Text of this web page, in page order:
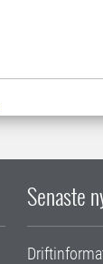
Senaste